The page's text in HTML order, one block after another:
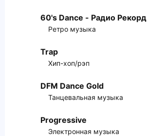
60's Dance - Радио Рекорд
Ретро музыка
Trap
Хип-хоп/рэп
DFM Dance Gold
Танцевальная музыка
Progressive
Электронная музыка